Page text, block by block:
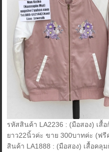
รหัสสินค้า LA2236 : (มือสอง) เสื้
ยาว22นิ้วค่ะ ขาย 300บาทค่ะ (ฟรี
สินค้า LA1888 : (มือสอง) เสื้อคลุ